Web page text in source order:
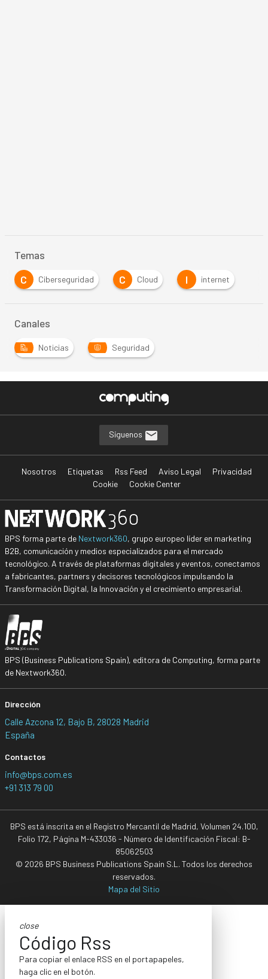
Temas
C
Ciberseguridad C Cloud I internet
Canales
Noticias Seguridad
Síguenos
Nosotros Etiquetas Rss Feed Aviso Legal
Privacidad
Cookie
Cookie Center
BPS forma parte de Nextwork360, grupo europeo líder en marketing
B2B, comunicación y medios especializados para el mercado
tecnológico. A través de plataformas digitales y eventos, conectamos
a fabricantes, partners y decisores tecnológicos impulsando la
Transformación Digital, la Innovación y el crecimiento empresarial.
BPS (Business Publications Spain), editora de Computing, forma parte
de Nextwork360.
Dirección
Calle Azcona 12, Bajo B, 28028 Madrid
España
Contactos
info@bps.com.es
+91 313 79 00
BPS está inscrita en el Registro Mercantil de Madrid, Volumen 24.100,
Folio 172, Página M-433036 - Número de Identificación Fiscal: B-
85062503
© 2026 BPS Business Publications Spain S.L. Todos los derechos
reservados.
Mapa del Sitio
close
Código Rss
Para copiar el enlace RSS en el portapapeles,
haga clic en el botón.